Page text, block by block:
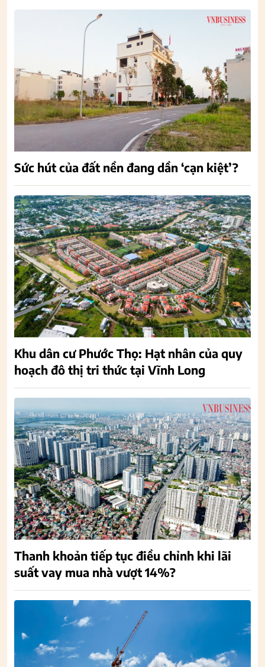
Sức hút của đất nền đang dần ‘cạn kiệt’?
Khu dân cư Phước Thọ: Hạt nhân của quy
hoạch đô thị tri thức tại Vĩnh Long
Thanh khoản tiếp tục điều chỉnh khi lãi
suất vay mua nhà vượt 14%?